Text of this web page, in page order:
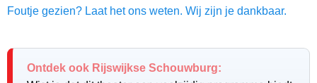
Foutje gezien? Laat het ons weten. Wij zijn je dankbaar.
Ontdek ook Rijswijkse Schouwburg: